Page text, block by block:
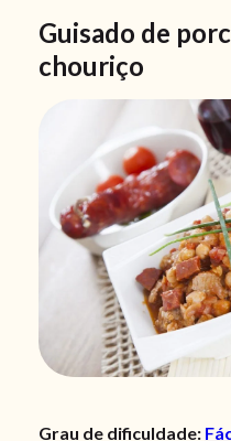
Guisado de
chouriço
Grau de dificuldade: